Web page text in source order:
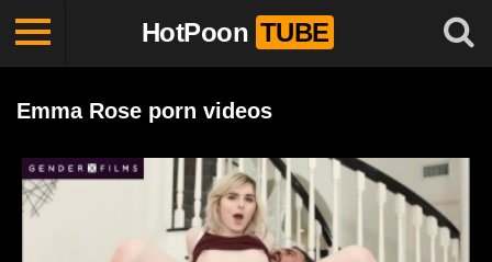
HotPoon TUBE
Emma Rose porn videos